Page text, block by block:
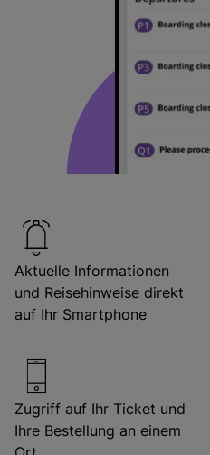
Aktuelle Informationen
und Reisehinweise direkt
auf Ihr Smartphone
Zugriff auf Ihr Ticket und
Ihre Bestellung an einem